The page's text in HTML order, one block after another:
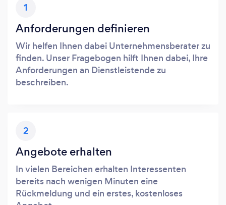
1
Anforderungen definieren
Wir helfen Ihnen dabei Unternehmensberater zu
finden. Unser Fragebogen hilft Ihnen dabei, Ihre
Anforderungen an Dienstleistende zu
beschreiben.
2
Angebote erhalten
In vielen Bereichen erhalten Interessenten
bereits nach wenigen Minuten eine
Rückmeldung und ein erstes, kostenloses